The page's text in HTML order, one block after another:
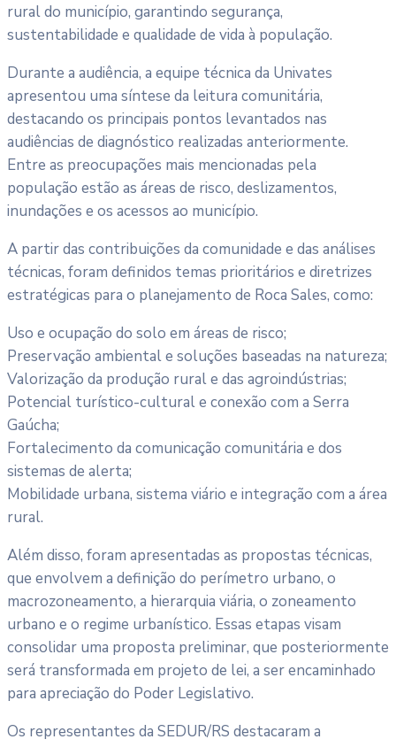
rural do município, garantindo segurança,
sustentabilidade e qualidade de vida à população.
Durante a audiência, a equipe técnica da Univates
apresentou uma síntese da leitura comunitária,
destacando os principais pontos levantados nas
audiências de diagnóstico realizadas anteriormente.
Entre as preocupações mais mencionadas pela
população estão as áreas de risco, deslizamentos,
inundações e os acessos ao município.
A partir das contribuições da comunidade e das análises
técnicas, foram definidos temas prioritários e diretrizes
estratégicas para o planejamento de Roca Sales, como:
Uso e ocupação do solo em áreas de risco;
Preservação ambiental e soluções baseadas na natureza;
Valorização da produção rural e das agroindústrias;
Potencial turístico-cultural e conexão com a Serra
Gaúcha;
Fortalecimento da comunicação comunitária e dos
sistemas de alerta;
Mobilidade urbana, sistema viário e integração com a área
rural.
Além disso, foram apresentadas as propostas técnicas,
que envolvem a definição do perímetro urbano, o
macrozoneamento, a hierarquia viária, o zoneamento
urbano e o regime urbanístico. Essas etapas visam
consolidar uma proposta preliminar, que posteriormente
será transformada em projeto de lei, a ser encaminhado
para apreciação do Poder Legislativo.
Os representantes da SEDUR/RS destacaram a